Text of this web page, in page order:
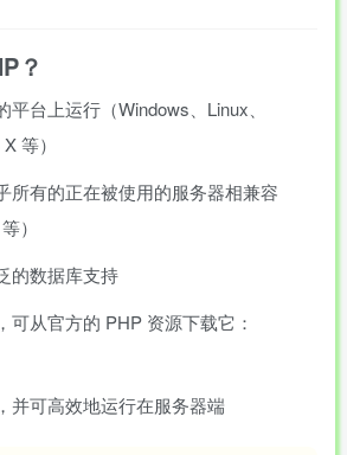
？
平台上运行（Windows、Linux、
等）
所有的正在被使用的服务器相兼容
）
的数据库支持
可从官方的 PHP 资源下载它：
并可高效地运行在服务器端